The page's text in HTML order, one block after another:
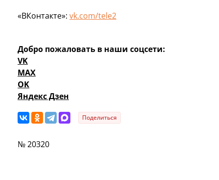
«ВКонтакте»: vk.com/tele2
Добро пожаловать в наши соцсети:
VK
MAX
OK
Яндекс Дзен
Поделиться
№ 20320